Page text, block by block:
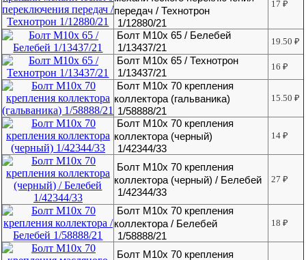
передач / Технотрон
1/12880/21
17₽
Болт М10х 65 / Белебей
1/13437/21
19.50₽
Болт М10х 65 / Технотрон
1/13437/21
16₽
Болт М10х 70 крепления
коллектора (гальваника)
1/58888/21
15.50₽
Болт М10х 70 крепления
коллектора (черный)
1/42344/33
14₽
Болт М10х 70 крепления
коллектора (черный) / Белебей
1/42344/33
27₽
Болт М10х 70 крепления
коллектора / Белебей
1/58888/21
18₽
Болт М10х 70 крепления